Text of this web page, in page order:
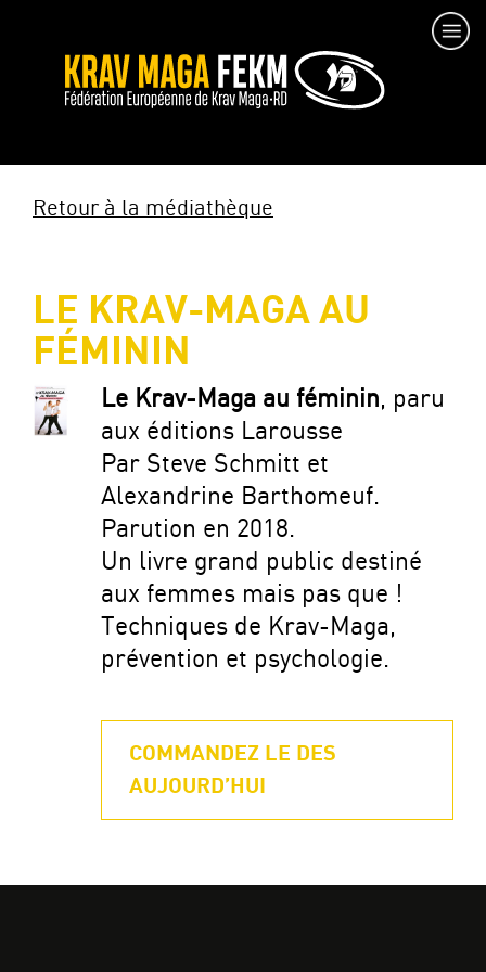
Retour à la médiathèque
LE KRAV-MAGA AU
FÉMININ
Le Krav-Maga au féminin, paru
aux éditions Larousse
Par Steve Schmitt et
Alexandrine Barthomeuf.
Parution en 2018.
Un livre grand public destiné
aux femmes mais pas que !
Techniques de Krav-Maga,
prévention et psychologie.
COMMANDEZ LE DES
AUJOURD’HUI